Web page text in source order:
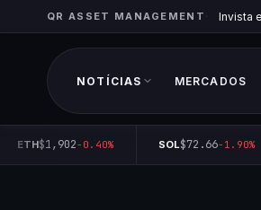
QR ASSET MANAGEMENT Invista
NOTÍCIAS MERCADOS
ETH$1,902-0.40% SOL$72.66-1.90%